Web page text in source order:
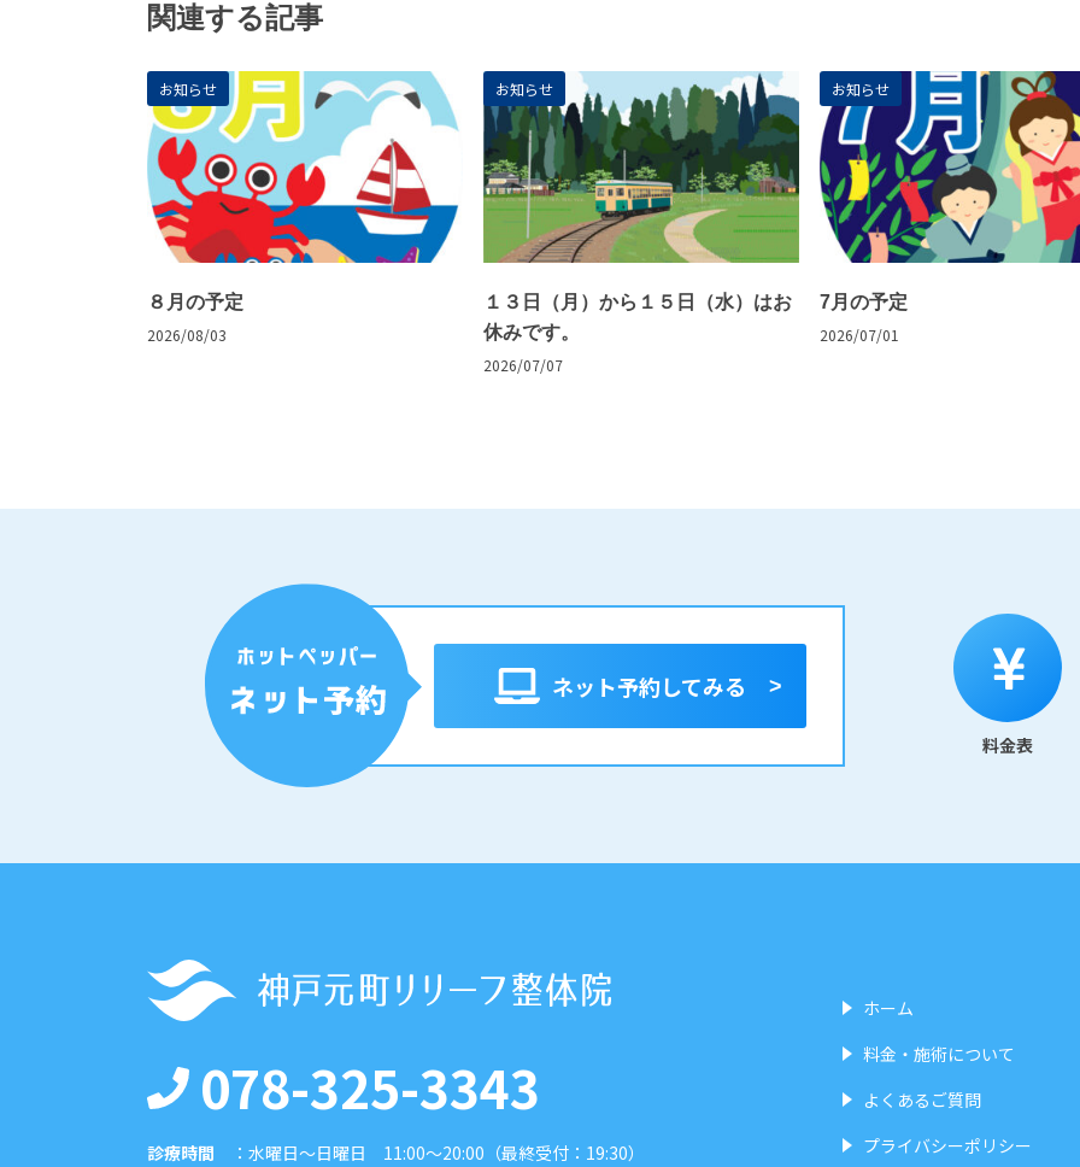
関連する記事
お知らせ
８月の予定
2026/08/03
お知らせ
１３日（月）から１５日（水）はお
休みです。
2026/07/07
お知らせ
7月の予定
2026/07/01
ネット予約してみる
料金表
078-325-3343
診療時間 ： 水曜日〜日曜日 11:00〜20:00（最終受付：19:30）
ホーム
料金・施術について
よくあるご質問
プライバシーポリシー